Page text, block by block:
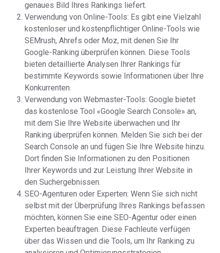
genaues Bild Ihres Rankings liefert.
Verwendung von Online-Tools: Es gibt eine Vielzahl
kostenloser und kostenpflichtiger Online-Tools wie
SEMrush, Ahrefs oder Moz, mit denen Sie Ihr
Google-Ranking überprüfen können. Diese Tools
bieten detaillierte Analysen Ihrer Rankings für
bestimmte Keywords sowie Informationen über Ihre
Konkurrenten.
Verwendung von Webmaster-Tools: Google bietet
das kostenlose Tool «Google Search Console» an,
mit dem Sie Ihre Website überwachen und Ihr
Ranking überprüfen können. Melden Sie sich bei der
Search Console an und fügen Sie Ihre Website hinzu.
Dort finden Sie Informationen zu den Positionen
Ihrer Keywords und zur Leistung Ihrer Website in
den Suchergebnissen.
SEO-Agenturen oder Experten: Wenn Sie sich nicht
selbst mit der Überprüfung Ihres Rankings befassen
möchten, können Sie eine SEO-Agentur oder einen
Experten beauftragen. Diese Fachleute verfügen
über das Wissen und die Tools, um Ihr Ranking zu